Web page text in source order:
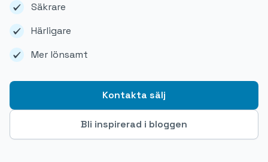
Säkrare
Härligare
Mer lönsamt
Kontakta sälj
Bli inspirerad i bloggen